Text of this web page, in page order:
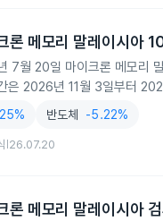
론 메모리 말레이시아
7월 20일 마이크론 메모리
은 2026년 11월 3일부터
반도체 -5.22%
26.07.20
론 메모리 말레이시아 검